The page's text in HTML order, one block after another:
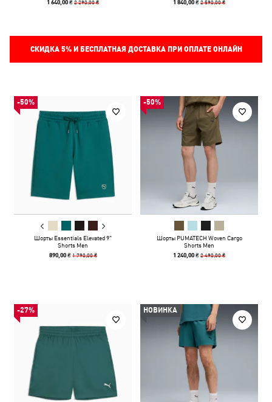
1 640,00 ₴2 290,00 ₴ 1 840,00 ₴2 590,00 ₴
СКИДКА 5%И БЕСПЛАТНАЯ ДОСТАВКА ПРИ ОПЛАТЕ ОНЛАЙН
-50%
Шорты Essentials Elevated 9"
Shorts Men
890,00 ₴ 1 790,00 ₴
-50%
Шорты PUMATECH Woven Cargo
Shorts Men
1 240,00 ₴2 490,00 ₴
-27% НОВИНКА